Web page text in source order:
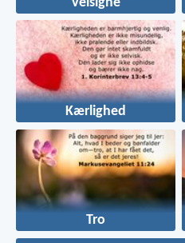
Kærlighed
Tro